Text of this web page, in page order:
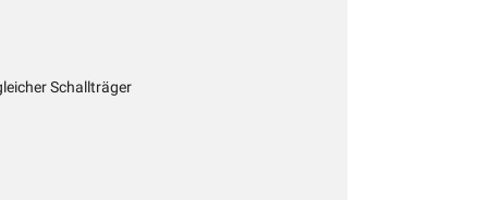
Schallträger